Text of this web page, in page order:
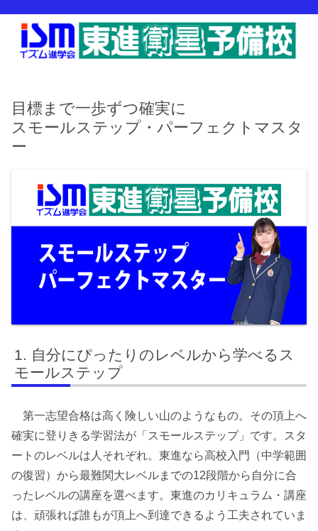
目標まで一歩ずつ確実に
スモールステップ・パーフェクトマスタ
ー
自分にぴったりのレベルから学べるス
モールステップ
第一志望合格は高く険しい山のようなもの。その頂上へ
確実に登りきる学習法が「スモールステップ」です。スタ
ートのレベルは人それぞれ。東進なら高校入門（中学範囲
の復習）から最難関大レベルまでの12段階から自分に合
ったレベルの講座を選べます。東進のカリキュラム・講座
は、頑張れば誰もが頂上へ到達できるよう工夫されていま